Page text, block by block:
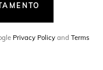
Privacy Policy andTerms